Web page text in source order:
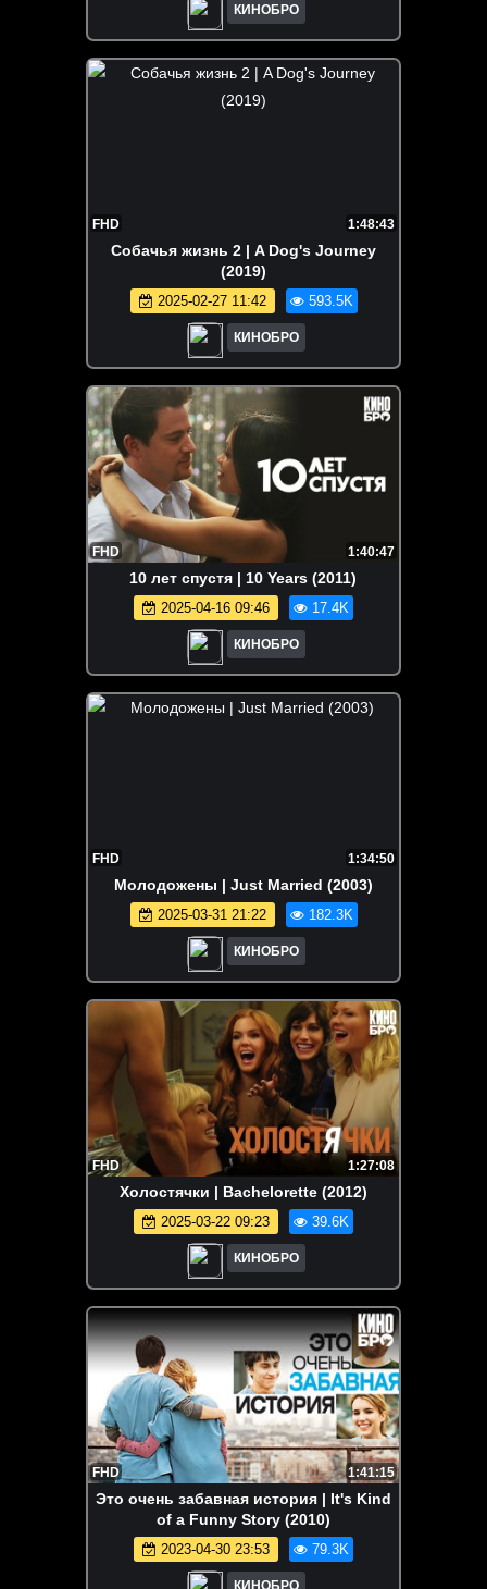
КИНОБРО
FHD 1:48:43
Собачья жизнь 2 | A Dog's Journey
(2019)
2025-02-27 11:42 593.5K
КИНОБРО
FHD 1:40:47
10 лет спустя | 10 Years (2011)
2025-04-16 09:46 17.4K
КИНОБРО
FHD 1:34:50
Молодожены | Just Married (2003)
2025-03-31 21:22 182.3K
КИНОБРО
FHD 1:27:08
Холостячки | Bachelorette (2012)
2025-03-22 09:23 39.6K
КИНОБРО
FHD 1:41:15
Это очень забавная история | It's Kind
of a Funny Story (2010)
2023-04-30 23:53 79.3K